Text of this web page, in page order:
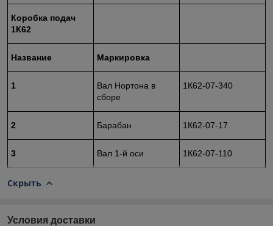
Коробка подач
1К62
Название Маркировка
1
Вал Нортона в
сборе
1К62-07-340
2 Барабан 1К62-07-17
3 Вал 1-й оси 1К62-07-110
Скрыть
Условия доставки